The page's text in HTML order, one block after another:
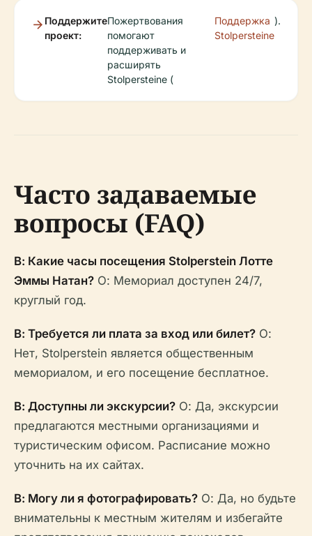
Поддержите
проект:
Пожертвования
помогают
поддерживать и
расширять
Stolpersteine (
Поддержка
Stolpersteine
).
Часто задаваемые
вопросы (FAQ)
В: Какие часы посещения Stolperstein Лотте
Эммы Натан? О: Мемориал доступен 24/7,
круглый год.
В: Требуется ли плата за вход или билет? О:
Нет, Stolperstein является общественным
мемориалом, и его посещение бесплатное.
В: Доступны ли экскурсии? О: Да, экскурсии
предлагаются местными организациями и
туристическим офисом. Расписание можно
уточнить на их сайтах.
В: Могу ли я фотографировать? О: Да, но будьте
внимательны к местным жителям и избегайте